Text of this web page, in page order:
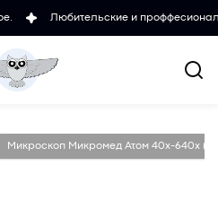
Любительские и проффесиональные
Микроскоп Микромед Атом 40x-640x